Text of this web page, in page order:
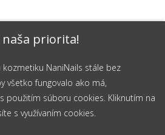
priorita!
kozmetiku NaniNails stále bez
všetko fungovalo ako má,
použitím súboru cookies. Kliknutím na
s využívaním cookies.